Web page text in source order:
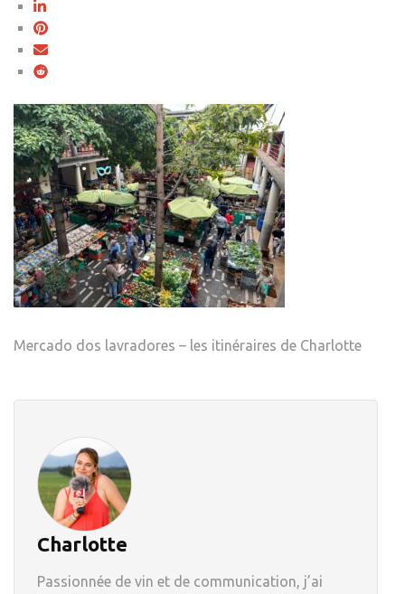
Mercado dos lavradores – les itinéraires de Charlotte
Charlotte
Passionnée de vin et de communication, j’ai